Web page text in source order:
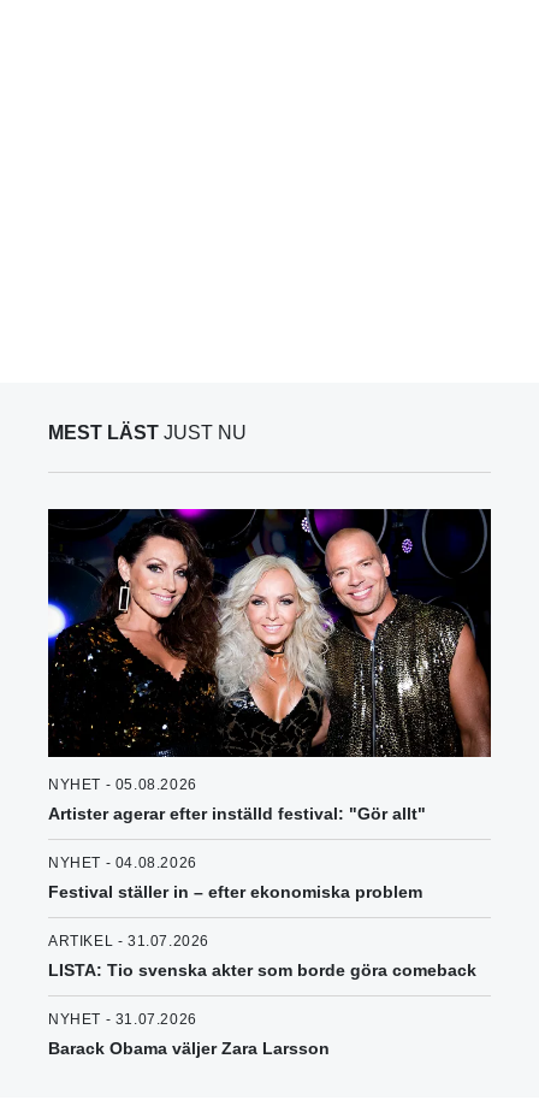
MEST LÄST JUST NU
NYHET - 05.08.2026
Artister agerar efter inställd festival: "Gör allt"
NYHET - 04.08.2026
Festival ställer in – efter ekonomiska problem
ARTIKEL - 31.07.2026
LISTA: Tio svenska akter som borde göra comeback
NYHET - 31.07.2026
Barack Obama väljer Zara Larsson